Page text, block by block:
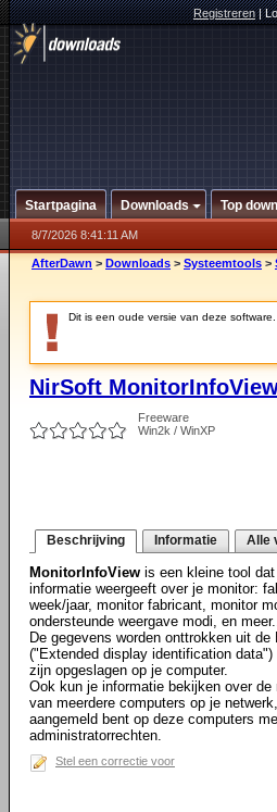
Registreren|
Startpagina Downloads Top
8/7/2026 8:41:11 AM
AfterDawn > Downloads > Systeemtools >
Dit is een oude versie van deze
NirSoft
Freeware
Win2k / WinXP
Beschrijving Informatie Alle
MonitorInfoView is een kleine tool
informatie weergeeft over je monitor:
week/jaar, monitor fabricant, monitor
ondersteunde weergave modi, en
De gegevens worden onttrokken uit de
("Extended display identification data")
zijn opgeslagen op je computer.
Ook kun je informatie bekijken over de
van meerdere computers op je
aangemeld bent op deze computers
administratorrechten.
Stel een correctie voor